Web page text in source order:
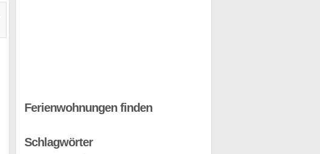
Ferienwohnungen finden
Schlagwörter